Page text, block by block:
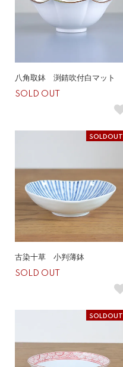
八角取鉢 渕錆吹付白マット
SOLD OUT
SOLDOUT
古染十草 小判薄鉢
SOLD OUT
SOLDOUT